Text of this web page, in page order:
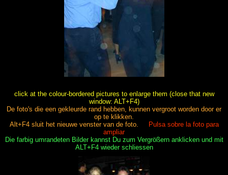
click at the colour-bordered pictures to enlarge them (close that new
window: ALT+F4)
De foto's die een gekleurde rand hebben, kunnen vergroot worden door er
op te klikken.
Alt+F4 sluit het nieuwe venster van de foto.
Pulsa sobre la foto para
ampliar
Die farbig umrandeten Bilder kannst Du zum Vergrößern anklicken und mit
ALT+F4 wieder schliessen